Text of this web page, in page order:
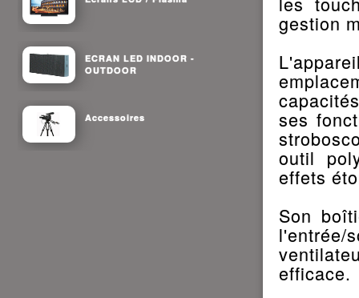
ECRAN LED INDOOR -
OUTDOOR
Accessoires
gestion
ses
outil
effets
Son
l'entrée/
efficace.